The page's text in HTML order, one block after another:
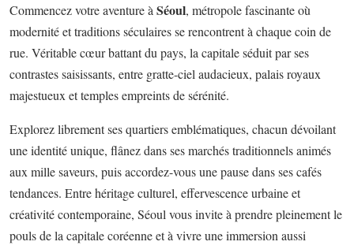
Commencez votre aventure à Séoul, métropole fascinante où
modernité et traditions séculaires se rencontrent à chaque coin de
rue. Véritable cœur battant du pays, la capitale séduit par ses
contrastes saisissants, entre gratte-ciel audacieux, palais royaux
majestueux et temples empreints de sérénité.
Explorez librement ses quartiers emblématiques, chacun dévoilant
une identité unique, flânez dans ses marchés traditionnels animés
aux mille saveurs, puis accordez-vous une pause dans ses cafés
tendances. Entre héritage culturel, effervescence urbaine et
créativité contemporaine, Séoul vous invite à prendre pleinement le
pouls de la capitale coréenne et à vivre une immersion aussi